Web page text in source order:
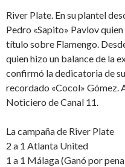
River Plate. En su plantel
Pedro «Sapito» Pavlov
título sobre Flamengo.
quien hizo un balance de la
confirmó la dedicatoria de
recordado «Cocol» Gómez.
Noticiero de Canal 11.
La campaña de River Plate
2 a 1 Atlanta United
1 a 1 Málaga (Ganó por